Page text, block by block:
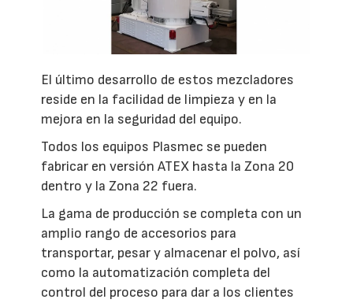
El último desarrollo de estos mezcladores
reside en la facilidad de limpieza y en la
mejora en la seguridad del equipo.
Todos los equipos Plasmec se pueden
fabricar en versión ATEX hasta la Zona 20
dentro y la Zona 22 fuera.
La gama de producción se completa con un
amplio rango de accesorios para
transportar, pesar y almacenar el polvo, así
como la automatización completa del
control del proceso para dar a los clientes